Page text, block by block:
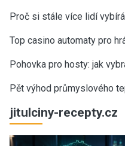
Proč si stále více lidí
Top casino automaty pro
Pohovka pro hosty: jak
Pět výhod průmyslového
jitulciny-recepty.cz